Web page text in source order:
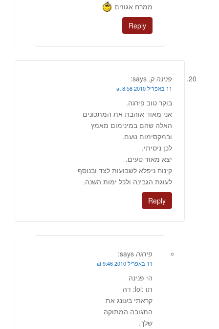
ממרח אגוזים
Reply
פנינה ק. says:
11 באפריל 2010 at 8:58
בוקר טוב פירגה.
אני מאוד אוהבת את המתכונים
האלה שהם במינימום מאמץ
ובמקסימום טעם.
לכן ניסיתי.
יצא מאוד טעים.
קינוח ניפלא לשבועות לצד ובנוסף
לעוגת הגבינה ולכל ימות השנה.
Reply
פירגה says:
11 באפריל 2010 at 9:46
הי פנינה
תו :lol: דה
קראתי בעונג את
התגובה המתוקה
שלך.